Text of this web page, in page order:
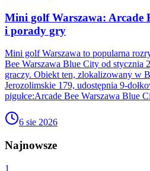
Mini golf Warszawa: Arcade
i porady gry
Mini golf Warszawa to popularna
Bee Warszawa Blue City od stycznia
graczy. Obiekt ten, zlokalizowany w
Jerozolimskie 179, udostępnia 9-
pigułce:Arcade Bee Warszawa Blue
6 sie 2026
Najnowsze
1